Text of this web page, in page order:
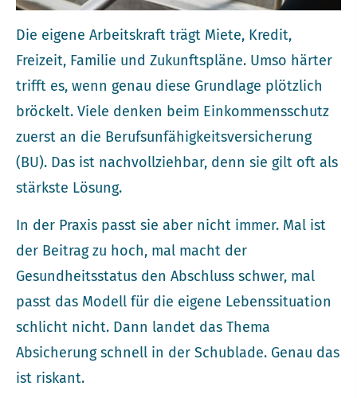
Die eigene Arbeitskraft trägt Miete, Kredit,
Freizeit, Familie und Zukunftspläne. Umso härter
trifft es, wenn genau diese Grundlage plötzlich
bröckelt. Viele denken beim Einkommensschutz
zuerst an die Berufs­unfähig­keitsversicherung
(BU). Das ist nachvollziehbar, denn sie gilt oft als
stärkste Lösung.
In der Praxis passt sie aber nicht immer. Mal ist
der Beitrag zu hoch, mal macht der
Gesundheitsstatus den Abschluss schwer, mal
passt das Modell für die eigene Lebenssituation
schlicht nicht. Dann landet das Thema
Absicherung schnell in der Schublade. Genau das
ist riskant.